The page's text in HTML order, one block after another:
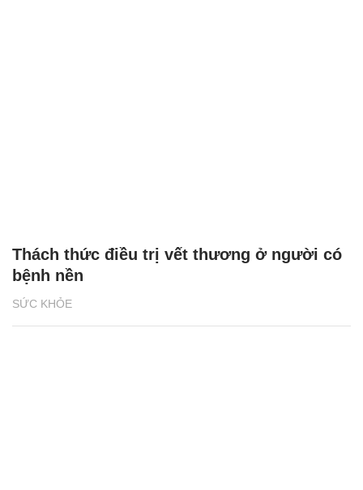
SỨC KHỎE
Thách thức điều trị vết thương ở người có
bệnh nền